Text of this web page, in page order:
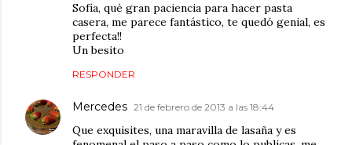
Sofía, qué gran paciencia para hacer pasta
casera, me parece fantástico, te quedó genial, es
perfecta!!
Un besito
RESPONDER
Mercedes 21 de febrero de 2013 a las 18:44
Que exquisites, una maravilla de lasaña y es